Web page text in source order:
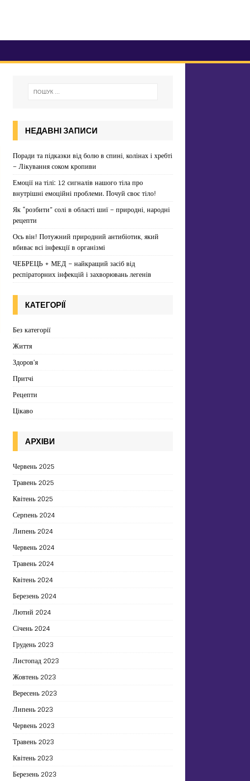
НЕДАВНІ ЗАПИСИ
Поради та підказки від болю в спині, колінах і хребті
– Лікування соком кропиви
Емоції на тілі: 12 сигналів нашого тіла про
внутрішні емоційні проблеми. Почуй своє тіло!
Як “розбити” солі в області шиї – природні, народні
рецепти
Ось він! Потужний природний антибіотик, який
вбиває всі інфекції в організмі
ЧЕБРЕЦЬ + МЕД – найкращий засіб від
респіраторних інфекцій і захворювань легенів
КАТЕГОРІЇ
Без категорії
Життя
Здоров'я
Притчі
Рецепти
Цікаво
АРХІВИ
Червень 2025
Травень 2025
Квітень 2025
Серпень 2024
Липень 2024
Червень 2024
Травень 2024
Квітень 2024
Березень 2024
Лютий 2024
Січень 2024
Грудень 2023
Листопад 2023
Жовтень 2023
Вересень 2023
Липень 2023
Червень 2023
Травень 2023
Квітень 2023
Березень 2023